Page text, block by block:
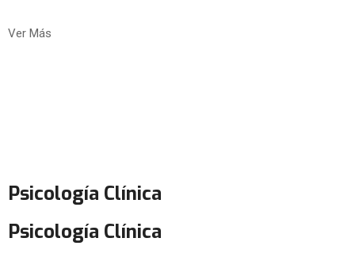
Ver Más
Psicología Clínica
Psicología Clínica